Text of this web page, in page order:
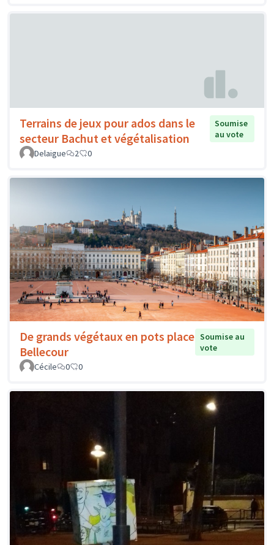
Terrains de jeux pour ados dans le
secteur Bachut et végétalisation
Soumise
au vote
Delaigue
2 0
De grands végétaux en pots place
Bellecour
Soumise au
vote
Cécile
0 0